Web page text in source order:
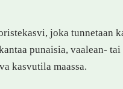
joka tunnetaan
punaisia, vaalean-
kasvutila maassa.